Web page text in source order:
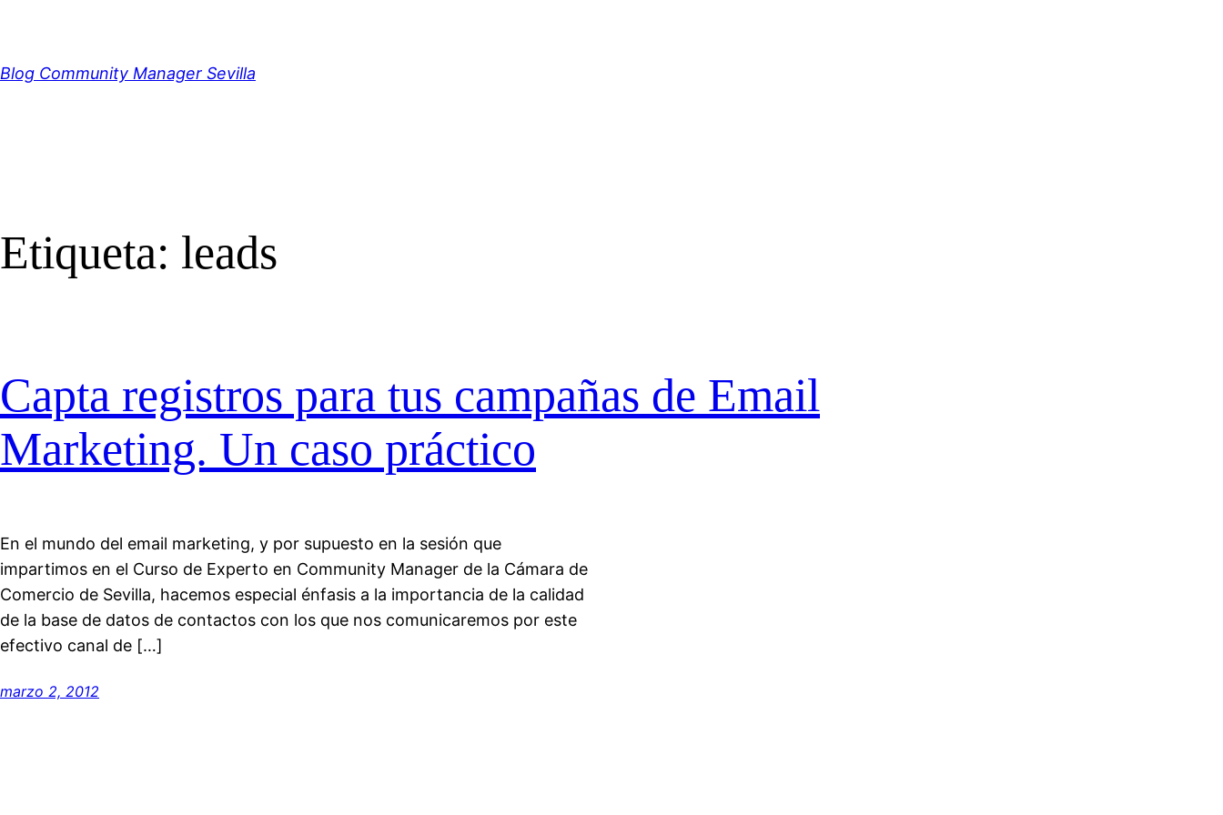
contenido
Blog Community Manager Sevilla
Etiqueta: leads
Capta registros para tus campañas de Email
Marketing. Un caso práctico
En el mundo del email marketing, y por supuesto en la sesión que
impartimos en el Curso de Experto en Community Manager de la Cámara de
Comercio de Sevilla, hacemos especial énfasis a la importancia de la calidad
de la base de datos de contactos con los que nos comunicaremos por este
efectivo canal de […]
marzo 2, 2012